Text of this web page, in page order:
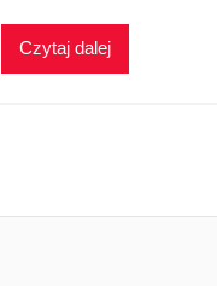
Czytaj dalej